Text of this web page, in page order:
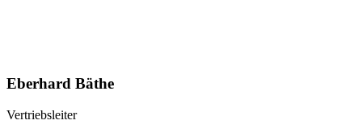
Eberhard Bäthe
Vertriebsleiter